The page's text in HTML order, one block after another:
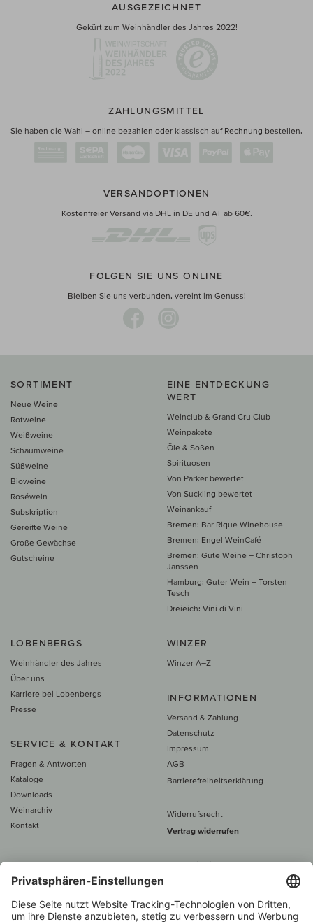
AUSGEZEICHNET
Gekürt zum Weinhändler des Jahres 2022!
ZAHLUNGSMITTEL
Sie haben die Wahl – online bezahlen oder klassisch auf Rechnung bestellen.
VERSANDOPTIONEN
Kostenfreier Versand via DHL in DE und AT ab 60€.
FOLGEN SIE UNS ONLINE
Bleiben Sie uns verbunden, vereint im Genuss!
SORTIMENT
Neue Weine
Rotweine
Weißweine
Schaumweine
Süßweine
Bioweine
Roséwein
Subskription
Gereifte Weine
Große Gewächse
Gutscheine
EINE ENTDECKUNG
WERT
Weinclub & Grand Cru Club
Weinpakete
Öle & Soßen
Spirituosen
Von Parker bewertet
Von Suckling bewertet
Weinankauf
Bremen: Bar Rique Winehouse
Bremen: Engel WeinCafé
Bremen: Gute Weine – Christoph
Janssen
Hamburg: Guter Wein – Torsten
Tesch
Dreieich: Vini di Vini
LOBENBERGS
Weinhändler des Jahres
Über uns
Karriere bei Lobenbergs
Presse
SERVICE & KONTAKT
Fragen & Antworten
Kataloge
Downloads
Weinarchiv
Kontakt
WINZER
Winzer A–Z
INFORMATIONEN
Versand & Zahlung
Datenschutz
Impressum
AGB
Barrierefreiheitserklärung
Widerrufsrecht
Vertrag widerrufen
Alle Preise inkl. MwSt., zzgl. 5 €
60 € versand­kosten­